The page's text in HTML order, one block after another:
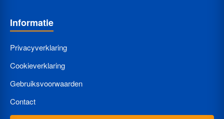
Informatie
Privacyverklaring
Cookieverklaring
Gebruiksvoorwaarden
Contact